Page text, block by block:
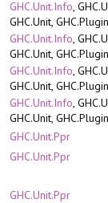
GHC.Unit.Info,
GHC.Unit,
GHC.Unit.Info,
GHC.Unit,
GHC.Unit.Info,
GHC.Unit,
GHC.Unit.Info,
GHC.Unit,
GHC.Unit.Ppr
GHC.Unit.Ppr
GHC.Unit.Ppr